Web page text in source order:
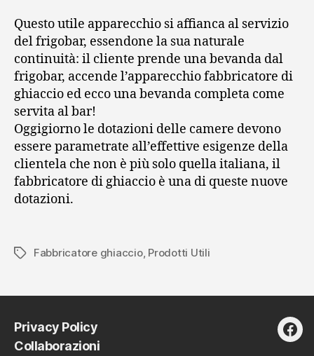
Questo utile apparecchio si affianca al servizio
del frigobar, essendone la sua naturale
continuità: il cliente prende una bevanda dal
frigobar, accende l’apparecchio fabbricatore di
ghiaccio ed ecco una bevanda completa come
servita al bar!
Oggigiorno le dotazioni delle camere devono
essere parametrate all’effettive esigenze della
clientela che non è più solo quella italiana, il
fabbricatore di ghiaccio è una di queste nuove
dotazioni.
Tag Fabbricatore ghiaccio, Prodotti Utili
Privacy Policy
Collaborazioni